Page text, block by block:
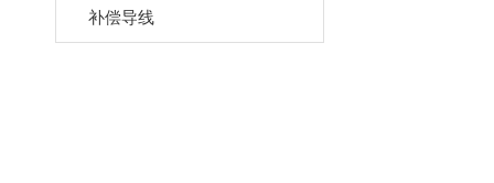
补偿导线